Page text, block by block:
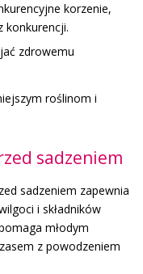
korzenie,
konkurencji.
zdrowemu
roślinom i
sadzeniem
sadzeniem zapewnia
i składników
młodym
z powodzeniem